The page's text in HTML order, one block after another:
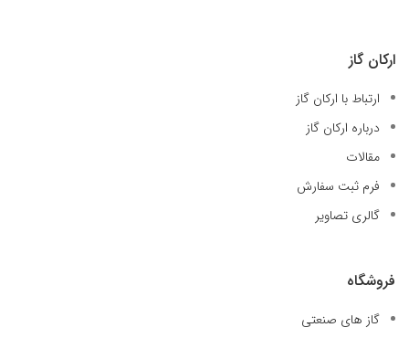
ارکان گاز
ارتباط با ارکان گاز
درباره ارکان گاز
مقالات
فرم ثبت سفارش
گالری تصاویر
فروشگاه
گاز های صنعتی